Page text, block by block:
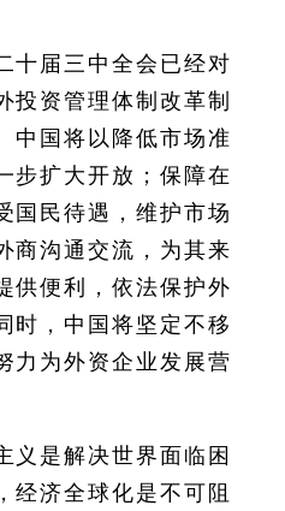
十届三中全会已经对
投资管理体制改革制
中国将以降低市场准
步扩大开放；保障在
国民待遇，维护市场
商沟通交流，为其来
供便利，依法保护外
时，中国将坚定不移
力为外资企业发展营
义是解决世界面临困
经济全球化是不可阻